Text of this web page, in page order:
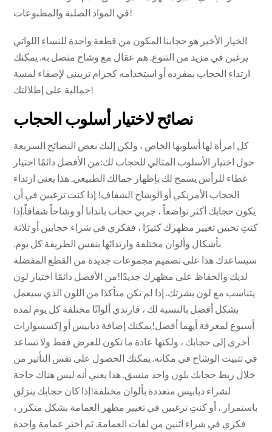
في المواد الصلبة والمطبوعات!
الخيار الأخير هو حجابنا المكون من قطعة واحدة للنساء اللواتي
يرغبن في مزيد من التنوع. هم عقال مع وشاح متصل به. يمكنك
ارتداء الحجاب بمفرده أو استخدامه كحزام تزييني لإضفاء لمسة
جمالية على إطلالتك!
نصائح لاختيار أسلوب الحجاب
كل امرأة لها أسلوبها الخاص ، ولكن إليك بعض النصائح السريعة
حول اختيار الأسلوب المثالي للحجاب لك:من الأفضل دائمًا اختيار
غطاء للرأس يسمح لك بإظهار جمالك الطبيعي. هذا يعني ارتداء
الحجاب الأمريكي أو الوشاح الشفاف! إذا كنت ترغبين في أن
يكون حجابك أكثر تواضعاً ، جربي حجاب باندانا أو وشاحاً شفافاً.إذا
كنتِ تحبين تغيير مظهرك كثيرًا ، ففكري في شراء حجابين أو ثلاثة
بأشكال وألوان مختلفة وارتدائها بنفس الطريقة كل يوم.
سيساعدك هذا على تصميم مجموعات جديدة من القطع المفضلة
لديك والحفاظ على مظهرك جديدًا!من الأفضل دائمًا اختيار لون
يتناسب مع لون بشرتك. إذا لم تكن متأكدًا من اللون الذي سيعمل
بشكل أفضل بالنسبة لك ، فارتدي ألوانًا مختلفة كل يوم لمدة
أسبوع لمعرفة أيهما أفضل!يمكنك إضافة دبابيس أو إكسسوارات
أخرى إلى حجابك ، ولكنها عادة ما تكون للعرض فقط ولا تساعد
في تثبيت الوشاح في مكانه. يمكنك الحصول على نفس التأثير من
خلال ربط حجابك بلون واحد منسق. هذا يعني أنه ليس هناك حاجة
لشراء دبابيس متعددة بألوان مختلفة!إذا كان حجابك ينزلق
باستمرار ، أو كنتِ ترغبين في تغيير مظهر العمامة بشكل متكرر ،
فكري في شراء اثنين من لفات العمامة. ثم اختر عمامة واحدة